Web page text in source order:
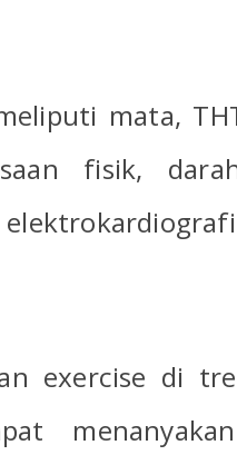
mata,
fisik,
exercise di